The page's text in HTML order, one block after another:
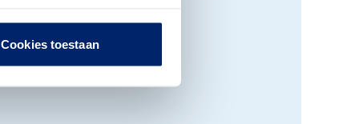
Cookies toestaan